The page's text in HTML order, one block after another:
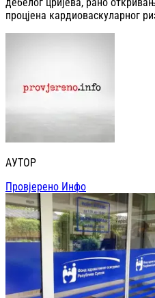
процјена кардиоваскуларног
АУТОР
Провјерено Инфо